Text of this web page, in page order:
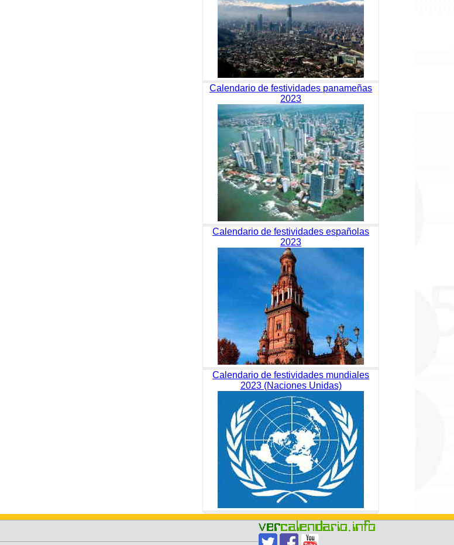
Calendario de festividades panameñas
2023
Calendario de festividades españolas
2023
Calendario de festividades mundiales
2023 (Naciones Unidas)